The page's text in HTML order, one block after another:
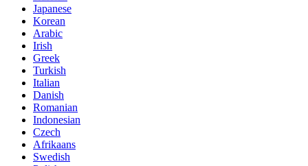
Japanese
Korean
Arabic
Irish
Greek
Turkish
Italian
Danish
Romanian
Indonesian
Czech
Afrikaans
Swedish